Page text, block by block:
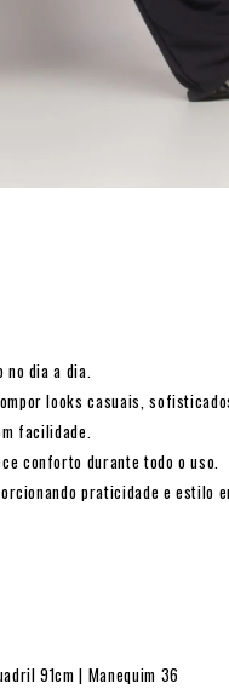
no dia a dia.
looks casuais,
facilidade.
conforto durante todo o uso.
praticidade e estilo
91cm | Manequim 36